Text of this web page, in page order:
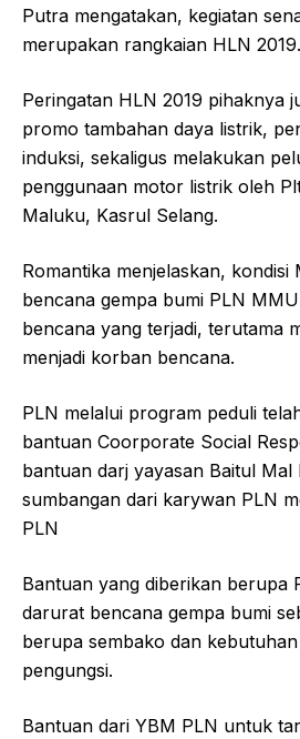
Putra mengatakan, kegiatan
merupakan rangkaian HLN 2019.
Peringatan HLN 2019 pihaknya
promo tambahan daya listrik,
induksi, sekaligus melakukan
penggunaan motor listrik oleh
Maluku, Kasrul Selang.
Romantika menjelaskan, kondisi
bencana gempa bumi PLN
bencana yang terjadi, terutama
menjadi korban bencana.
PLN melalui program peduli
bantuan Coorporate Social
bantuan darj yayasan Baitul
sumbangan dari karywan PLN
PLN
Bantuan yang diberikan berupa
darurat bencana gempa bumi
berupa sembako dan
pengungsi.
Bantuan dari YBM PLN untuk